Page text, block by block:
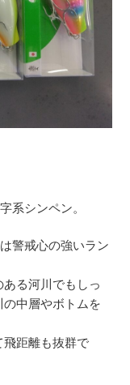
系シンペン。
警戒心の強いラン
る河川でもしっ
中層やボトムを
飛距離も抜群で